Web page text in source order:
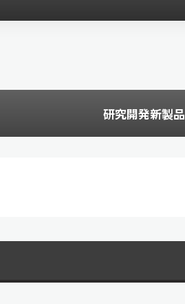
研究開発新製品